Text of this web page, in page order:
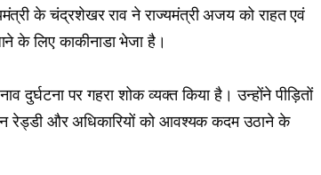
के चंद्रशेखर राव ने राज्यमंत्री अजय को राहत एवं
के लिए काकीनाडा भेजा है।
दुर्घटना पर गहरा शोक व्यक्त किया है। उन्होंने पीड़ितों
रेड्डी और अधिकारियों को आवश्यक कदम उठाने के